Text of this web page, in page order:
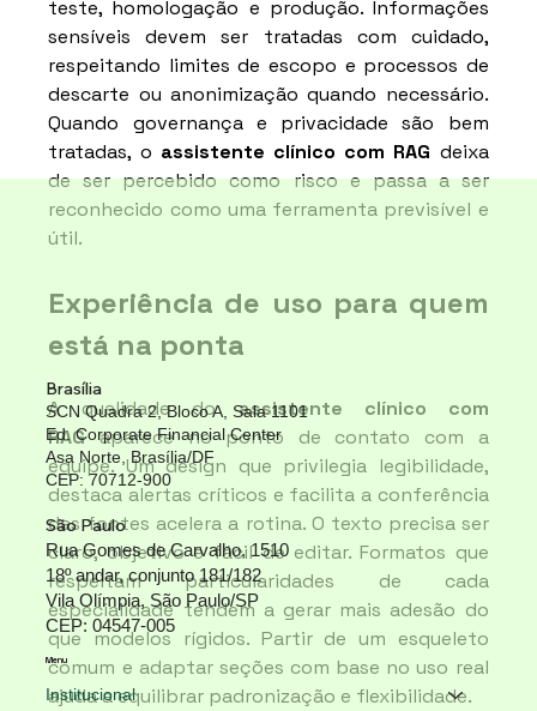
teste, homologação e produção. Informações
sensíveis devem ser tratadas com cuidado,
respeitando limites de escopo e processos de
descarte ou anonimização quando necessário.
Quando governança e privacidade são bem
tratadas, o assistente clínico com RAG deixa
de ser percebido como risco e passa a ser
reconhecido como uma ferramenta previsível e
útil.
Experiência de uso para quem
está na ponta
A qualidade do assistente clínico com
RAG aparece no ponto de contato com a
equipe. Um design que privilegia legibilidade,
destaca alertas críticos e facilita a conferência
das fontes acelera a rotina. O texto precisa ser
claro, objetivo e fácil de editar. Formatos que
respeitam particularidades de cada
especialidade tendem a gerar mais adesão do
que modelos rígidos. Partir de um esqueleto
comum e adaptar seções com base no uso real
ajuda a equilibrar padronização e flexibilidade.
Brasília
SCN Quadra 2, Bloco A, Sala 1101
Ed. Corporate Financial Center
Asa Norte, Brasília/DF
CEP: 70712-900
São Paulo
Rua Gomes de Carvalho, 1510
18º andar, conjunto 181/182
Vila Olímpia, São Paulo/SP
CEP: 04547-005
Institucional
Menu